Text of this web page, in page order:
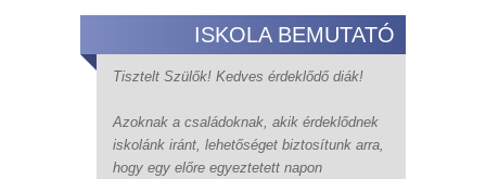
ISKOLA BEMUTATÓ
Tisztelt Szülők! Kedves érdeklődő diák!
Azoknak a családoknak, akik érdeklődnek
iskolánk iránt, lehetőséget biztosítunk arra,
hogy egy előre egyeztetett napon